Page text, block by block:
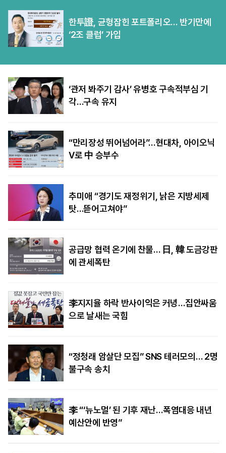
한투證, 균형잡힌 포트폴리오… 반기만에
‘2조 클럽’ 가입
‘관저 봐주기 감사’ 유병호 구속적부심 기
각…구속 유지
“만리장성 뛰어넘어라”…현대차, 아이오닉
V로 中 승부수
추미애 “경기도 재정위기, 낡은 지방세제
탓…뜯어고쳐야”
공급망 협력 온기에 찬물… 日, 韓 도금강판
에 관세폭탄
李지지율 하락 반사이익은 커녕…집안싸움
으로 날새는 국힘
“정청래 암살단 모집” SNS 테러모의… 2명
불구속 송치
李 “‘뉴노멀’ 된 기후 재난…폭염대응 내년
예산안에 반영”